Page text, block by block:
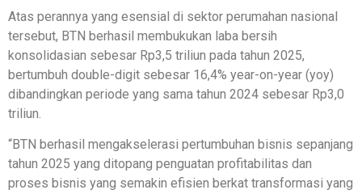
Atas perannya yang esensial di sektor perumahan nasional
tersebut, BTN berhasil membukukan laba bersih
konsolidasian sebesar Rp3,5 triliun pada tahun 2025,
bertumbuh double-digit sebesar 16,4% year-on-year (yoy)
dibandingkan periode yang sama tahun 2024 sebesar Rp3,0
triliun.
“BTN berhasil mengakselerasi pertumbuhan bisnis sepanjang
tahun 2025 yang ditopang penguatan profitabilitas dan
proses bisnis yang semakin efisien berkat transformasi yang